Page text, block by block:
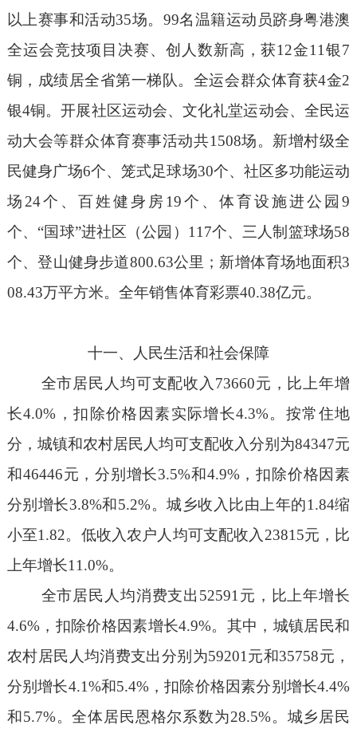
以上赛事和活动35场。 99名温籍运动员跻身粤港澳
全运会竞技项目决赛、创人数新高，获12金11 银7
铜，成绩居全省第一梯队。全运会群众体育获4金2
银4铜。开展社区运动会、文化礼堂运动会、全民运
动大会等群众体育赛事活动共1508场。新增村级全
民健身广场6个、笼式足球场30个、社区多功能运动
场 24个、百姓健身房19个、体育设施进公园9
个、 “国球”进社区（公园） 117个、三人制篮球场58
个、登山健身步道800.63公里；新增体育场地面积3
08.43万平方米。全年销售体育彩票40.38亿元。
十一、人民生活和社会保障
全市居民人均可支配收入 73660元，比上年增
长4.0% ，扣除价格因素实际增长4.3%。按常住地
分，城镇和农村居民人均可支配收入分别为84347元
和46446元，分别增长3.5%和4.9%，扣除价格因素
分别增长3.8%和5.2%。城乡收入比由上年的1.84缩
小至1.82。低收入农户人均可支配收入 23815元，比
上年增长11.0%。
全市居民人均消费支出 52591 元，比上年增长
4.6%，扣除价格因素增长4.9%。其中，城镇居民和
农村居民人均消费支出分别为59201 元和35758元，
分别增长4.1%和5.4%，扣除价格因素分别增长4.4%
和5.7%。全体居民恩格尔系数为28.5%。城乡居民